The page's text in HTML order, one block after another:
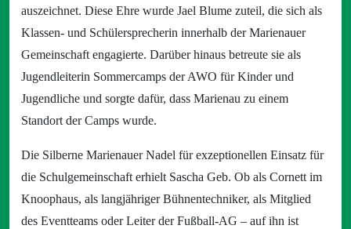
auszeichnet. Diese Ehre wurde Jael Blume zuteil, die sich als
Klassen- und Schülersprecherin innerhalb der Marienauer
Gemeinschaft engagierte. Darüber hinaus betreute sie als
Jugendleiterin Sommercamps der AWO für Kinder und
Jugendliche und sorgte dafür, dass Marienau zu einem
Standort der Camps wurde.
Die Silberne Marienauer Nadel für exzeptionellen Einsatz für
die Schulgemeinschaft erhielt Sascha Geb. Ob als Cornett im
Knoophaus, als langjähriger Bühnentechniker, als Mitglied
des Eventteams oder Leiter der Fußball-AG – auf ihn ist